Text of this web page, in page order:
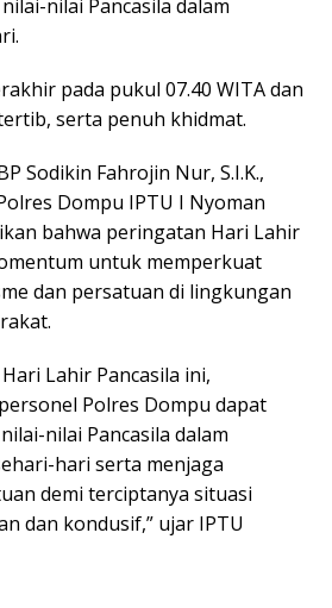
nilai Pancasila dalam
pada pukul 07.40 WITA dan
serta penuh khidmat.
Sodikin Fahrojin Nur, S.I.K.,
Dompu IPTU I Nyoman
bahwa peringatan Hari Lahir
untuk memperkuat
dan persatuan di lingkungan
Lahir Pancasila ini,
Polres Dompu dapat
nilai Pancasila dalam
hari serta menjaga
demi terciptanya situasi
dan kondusif,” ujar IPTU